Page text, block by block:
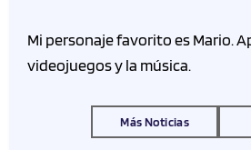
Mi personaje favorito es Mario.
videojuegos y la música.
Más Noticias